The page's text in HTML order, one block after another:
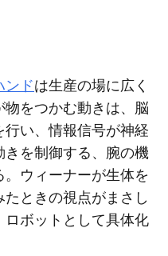
ンドは生産の場に広く
をつかむ動きは、脳
い、情報信号が神経
きを制御する、腕の機
。ウィーナーが生体を
ときの視点がまさし
ロボットとして具体化